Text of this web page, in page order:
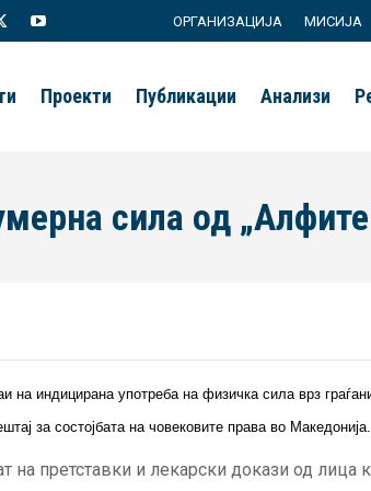
YouTube
opens
window
ОРГАНИЗАЦИЈА МИСИЈА
Проекти Публикации Анализи
сила од
на индицирана употреба на физичка сила врз
за состојбата на човековите права во Македонија.
на претставки и лекарски докази од